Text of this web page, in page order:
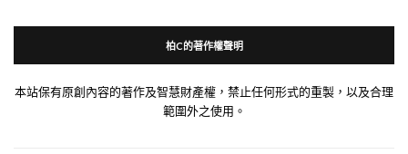
柏C的著作權聲明
本站保有原創內容的著作及智慧財產權，禁止任何形式的重製，以及合理
範圍外之使用。